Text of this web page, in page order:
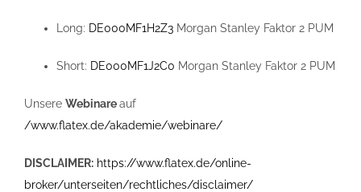
Long: DE000MF1H2Z3 Morgan Stanley Faktor 2 PUM
Short: DE000MF1J2C0 Morgan Stanley Faktor 2 PUM
Unsere Webinareauf
/www.flatex.de/akademie/webinare/
DISCLAIMER: https://www.flatex.de/online-
broker/unterseiten/rechtliches/disclaimer/